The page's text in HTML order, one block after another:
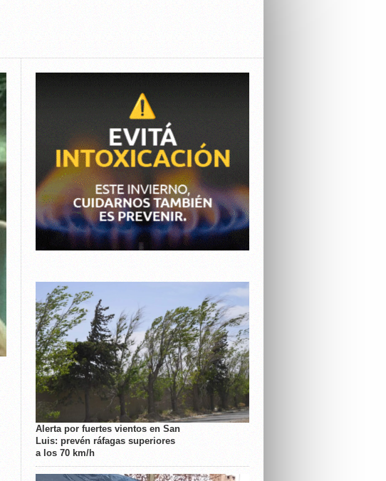
Alerta por fuertes vientos en San
Luis: prevén ráfagas superiores
a los 70 km/h